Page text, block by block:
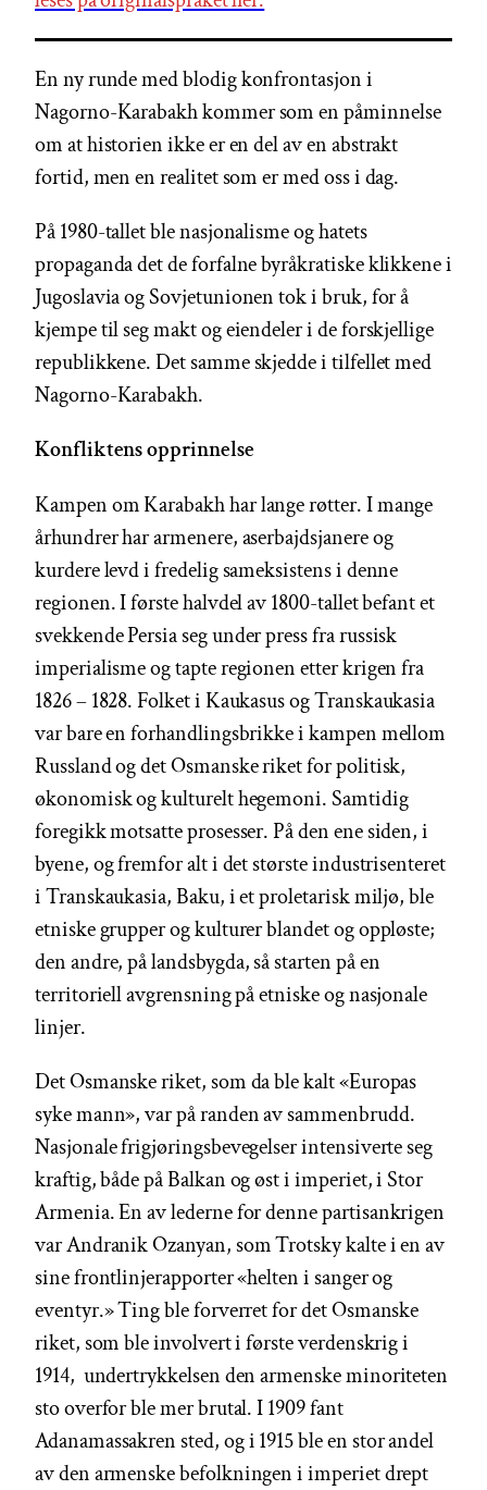
En ny runde med blodig konfrontasjon i
Nagorno-Karabakh kommer som en påminnelse
om at historien ikke er en del av en abstrakt
fortid, men en realitet som er med oss ​​i dag.
På 1980-tallet ble nasjonalisme og hatets
propaganda det de forfalne byråkratiske klikkene i
Jugoslavia og Sovjetunionen tok i bruk, for å
kjempe til seg makt og eiendeler i de forskjellige
republikkene. Det samme skjedde i tilfellet med
Nagorno-Karabakh.
Konfliktens opprinnelse
Kampen om Karabakh har lange røtter. I mange
århundrer har armenere, aserbajdsjanere og
kurdere levd i fredelig sameksistens i denne
regionen. I første halvdel av 1800-tallet befant et
svekkende Persia seg under press fra russisk
imperialisme og tapte regionen etter krigen fra
1826 – 1828. Folket i Kaukasus og Transkaukasia
var bare en forhandlingsbrikke i kampen mellom
Russland og det Osmanske riket for politisk,
økonomisk og kulturelt hegemoni. Samtidig
foregikk motsatte prosesser. På den ene siden, i
byene, og fremfor alt i det største industrisenteret
i Transkaukasia, Baku, i et proletarisk miljø, ble
etniske grupper og kulturer blandet og oppløste;
den andre, på landsbygda, så starten på en
territoriell avgrensning på etniske og nasjonale
linjer.
Det Osmanske riket, som da ble kalt «Europas
syke mann», var på randen av sammenbrudd.
Nasjonale frigjøringsbevegelser intensiverte seg
kraftig, både på Balkan og øst i imperiet, i Stor
Armenia. En av lederne for denne partisankrigen
var Andranik Ozanyan, som Trotsky kalte i en av
sine frontlinjerapporter «helten i sanger og
eventyr.» Ting ble forverret for det Osmanske
riket, som ble involvert i første verdenskrig i
1914, undertrykkelsen den armenske minoriteten
sto overfor ble mer brutal. I 1909 fant
Adanamassakren sted, og i 1915 ble en stor andel
av den armenske befolkningen i imperiet drept